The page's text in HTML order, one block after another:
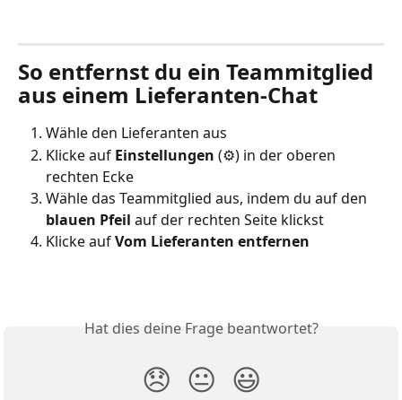
So entfernst du ein Teammitglied
aus einem Lieferanten-Chat
Wähle den Lieferanten aus
Klicke auf Einstellungen (⚙️) in der oberen
rechten Ecke
Wähle das Teammitglied aus, indem du auf den
blauen Pfeil auf der rechten Seite klickst
Klicke auf Vom Lieferanten entfernen
Hat dies deine Frage beantwortet?
😞 😐 😃